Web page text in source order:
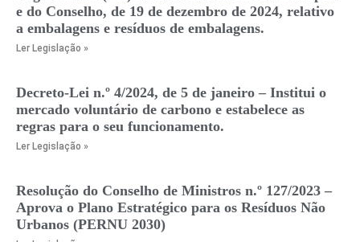
e do Conselho, de 19 de dezembro de 2024, relativo
a embalagens e resíduos de embalagens.
Ler Legislação »
Decreto-Lei n.º 4/2024, de 5 de janeiro – Institui o
mercado voluntário de carbono e estabelece as
regras para o seu funcionamento.
Ler Legislação »
Resolução do Conselho de Ministros n.º 127/2023 –
Aprova o Plano Estratégico para os Resíduos Não
Urbanos (PERNU 2030)